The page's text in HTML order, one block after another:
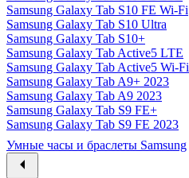
Samsung Galaxy Tab S10 FE Wi-Fi
Samsung Galaxy Tab S10 Ultra
Samsung Galaxy Tab S10+
Samsung Galaxy Tab Active5 LTE
Samsung Galaxy Tab Active5 Wi-Fi
Samsung Galaxy Tab A9+ 2023
Samsung Galaxy Tab A9 2023
Samsung Galaxy Tab S9 FE+
Samsung Galaxy Tab S9 FE 2023
Умные часы и браслеты Samsung